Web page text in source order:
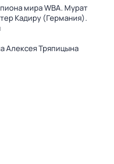
мира WBA. Мурат
Кадиру (Германия).
Алексея Тряпицына